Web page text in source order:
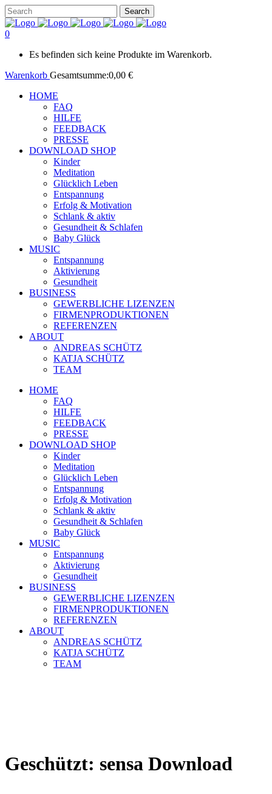
0
Es befinden sich keine Produkte im Warenkorb.
Warenkorb Gesamtsumme:0,00 €
HOME
FAQ
HILFE
FEEDBACK
PRESSE
DOWNLOAD SHOP
Kinder
Meditation
Glücklich Leben
Entspannung
Erfolg & Motivation
Schlank & aktiv
Gesundheit & Schlafen
Baby Glück
MUSIC
Entspannung
Aktivierung
Gesundheit
BUSINESS
GEWERBLICHE LIZENZEN
FIRMENPRODUKTIONEN
REFERENZEN
ABOUT
ANDREAS SCHÜTZ
KATJA SCHÜTZ
TEAM
HOME
FAQ
HILFE
FEEDBACK
PRESSE
DOWNLOAD SHOP
Kinder
Meditation
Glücklich Leben
Entspannung
Erfolg & Motivation
Schlank & aktiv
Gesundheit & Schlafen
Baby Glück
MUSIC
Entspannung
Aktivierung
Gesundheit
BUSINESS
GEWERBLICHE LIZENZEN
FIRMENPRODUKTIONEN
REFERENZEN
ABOUT
ANDREAS SCHÜTZ
KATJA SCHÜTZ
TEAM
Geschützt: sensa Download